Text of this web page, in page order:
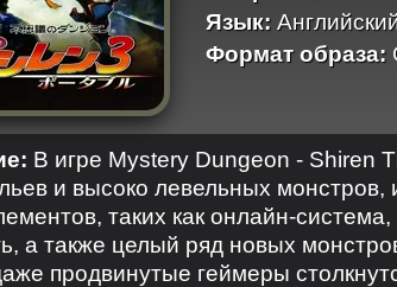
Язык:
Формат образа:
В игре Mystery Dungeon - Shiren
и высоко левельных
таких как онлайн-
а также целый ряд новых
продвинутые геймеры